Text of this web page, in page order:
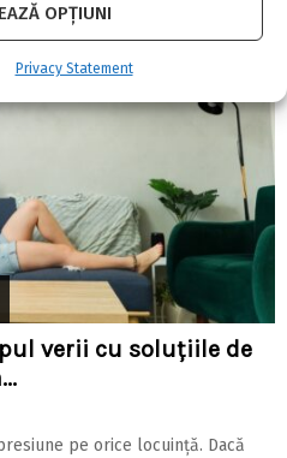
OPȚIUNI
Privacy Statement
verii cu soluțiile de
pe orice locuință. Dacă